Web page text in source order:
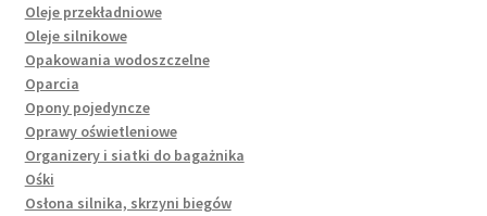
Oleje przekładniowe
Oleje silnikowe
Opakowania wodoszczelne
Oparcia
Opony pojedyncze
Oprawy oświetleniowe
Organizery i siatki do bagażnika
Ośki
Osłona silnika, skrzyni biegów